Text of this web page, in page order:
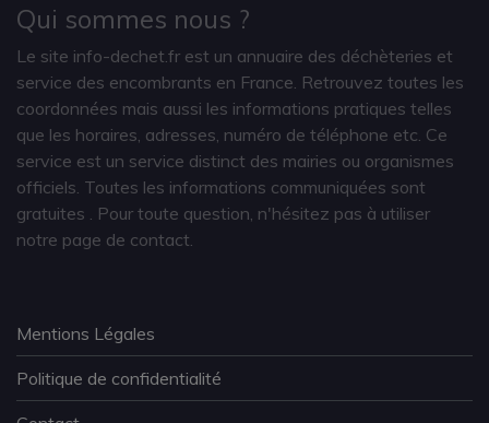
Qui sommes nous ?
Le site info-dechet.fr est un annuaire des déchèteries et
service des encombrants en France. Retrouvez toutes les
coordonnées mais aussi les informations pratiques telles
que les horaires, adresses, numéro de téléphone etc. Ce
service est un service distinct des mairies ou organismes
officiels. Toutes les informations communiquées sont
gratuites
. Pour toute question, n'hésitez pas à utiliser
notre page de contact.
Mentions Légales
Politique de confidentialité